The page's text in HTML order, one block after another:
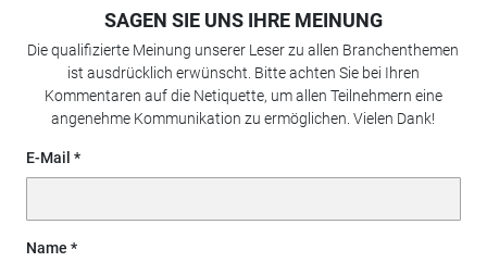
SAGEN SIE UNS IHRE MEINUNG
Die qualifizierte Meinung unserer Leser zu allen Branchenthemen
ist ausdrücklich erwünscht. Bitte achten Sie bei Ihren
Kommentaren auf die Netiquette, um allen Teilnehmern eine
angenehme Kommunikation zu ermöglichen. Vielen Dank!
E-Mail
Name